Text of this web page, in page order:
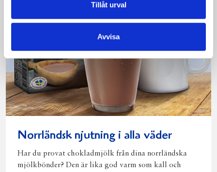
Tillåt urval
Avvisa
Norrländsk njutning i alla väder
Har du provat chokladmjölk från dina norrländska
mjölkbönder? Den är lika god varm som kall och